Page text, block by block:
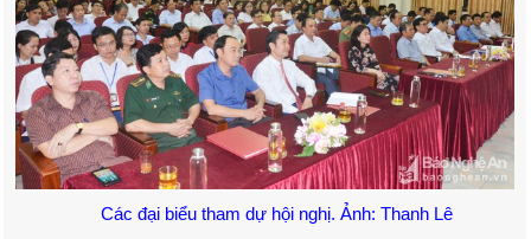
Các đại biểu tham dự hội nghị. Ảnh: Thanh Lê